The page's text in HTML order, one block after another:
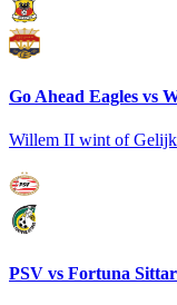
Go Ahead Eagles vs
Willem II wint of
PSV vs Fortuna